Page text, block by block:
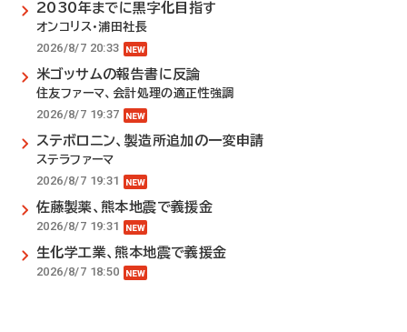
2030年までに黒字化目指す
オンコリス・浦田社長
2026/8/7 20:33
米ゴッサムの報告書に反論
住友ファーマ、会計処理の適正性強調
2026/8/7 19:37
ステボロニン、製造所追加の一変申請
ステラファーマ
2026/8/7 19:31
佐藤製薬、熊本地震で義援金
2026/8/7 19:31
生化学工業、熊本地震で義援金
2026/8/7 18:50